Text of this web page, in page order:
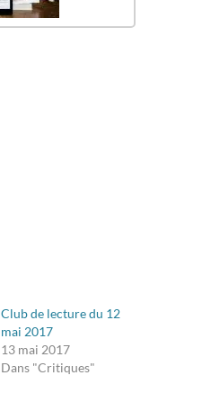
Club de lecture du 12
mai 2017
13 mai 2017
Dans "Critiques"